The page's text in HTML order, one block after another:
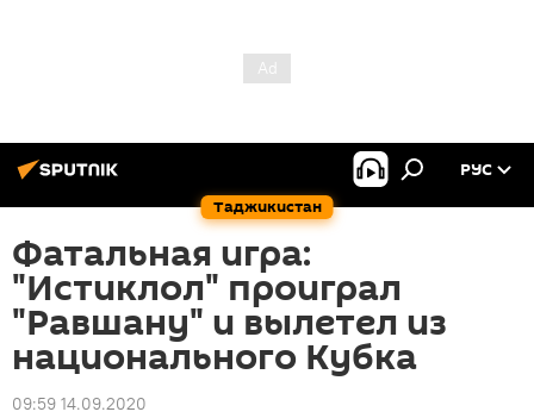
Таджикистан
РУС
Фатальная игра:
"Истиклол" проиграл
"Равшану" и вылетел из
национального Кубка
09:59 14.09.2020